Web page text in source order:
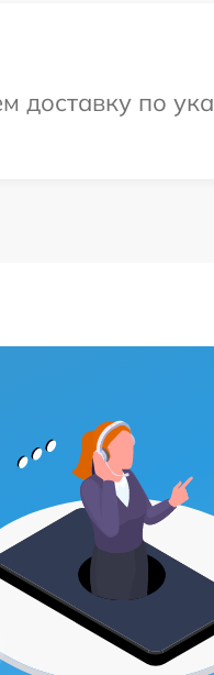
доставку по